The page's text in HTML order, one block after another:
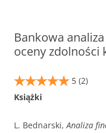
Bankowa
oceny zdolności
5 (2)
Książki
L. Bednarski,Analiza